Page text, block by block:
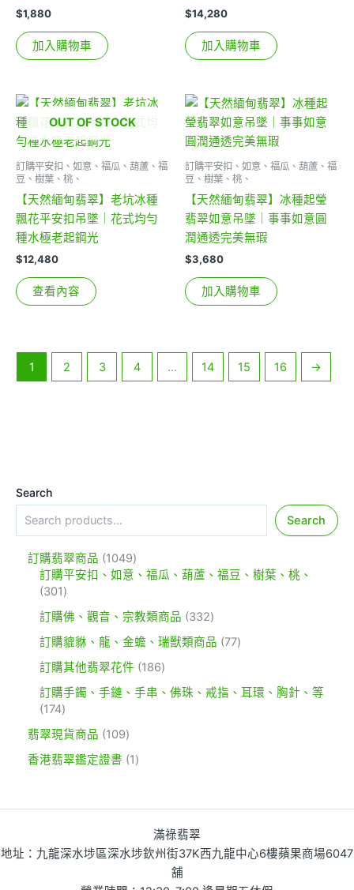
Search
Search
訂購翡翠商品
1049
訂購平安扣、如意、福瓜、葫蘆、福豆、樹葉、桃、
301
訂購佛、觀音、宗教類商品
332
訂購貔貅、龍、金蟾、瑞獸類商品
77
訂購其他翡翠花件
186
訂購手鐲、手鏈、手串、佛珠、戒指、耳環、胸針、等
174
翡翠現貨商品
109
香港翡翠鑑定證書
1
$1,880
加入購物車
$14,280
加入購物車
OUT OF STOCK
訂購平安扣、如意、福瓜、葫蘆、福
豆、樹葉、桃、
【天然緬甸翡翠】老坑冰種
飄花平安扣吊墜｜花式均勻
種水極老起鋼光
$12,480
查看內容
訂購平安扣、如意、福瓜、葫蘆、福
豆、樹葉、桃、
【天然緬甸翡翠】冰種起瑩
翡翠如意吊墜｜事事如意圓
潤通透完美無瑕
$3,680
加入購物車
1 2 3 4 ... 14 15 16 →
滿祿翡翠
地址：九龍深水埗區深水埗欽州街37K西九龍中心6樓蘋果商場6047
舖